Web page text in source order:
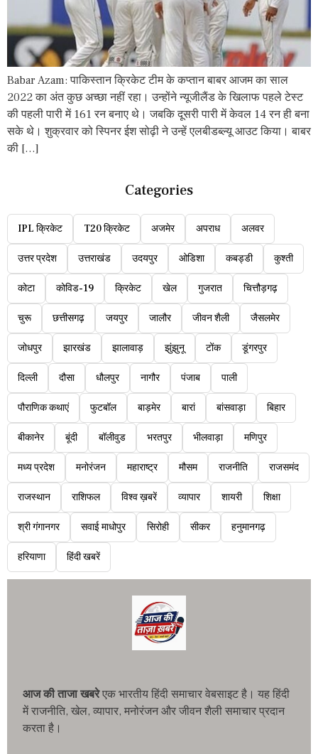
Babar Azam: पाकिस्तान क्रिकेट टीम के कप्तान बाबर आजम का साल
2022 का अंत कुछ अच्छा नहीं रहा। उन्होंने न्यूजीलैंड के खिलाफ पहले टेस्ट
की पहली पारी में 161 रन बनाए थे। जबकि दूसरी पारी में केवल 14 रन ही बना
सके थे। शुक्रवार को स्पिनर ईश सोढ़ी ने उन्हें एलबीडब्ल्यू आउट किया। बाबर
की […]
Categories
IPL क्रिकेट T20 क्रिकेट अजमेर अपराध अलवर
उत्तर प्रदेश उत्तराखंड उदयपुर ओडिशा कबड्डी कुश्ती
कोटा कोविड-19 क्रिकेट खेल गुजरात चित्तौड़गढ़
चुरू छत्तीसगढ़ जयपुर जालौर जीवन शैली जैसलमेर
जोधपुर झारखंड झालावाड़ झुंझुनू टोंक डूंगरपुर
दिल्ली दौसा धौलपुर नागौर पंजाब पाली
पौराणिक कथाएं फुटबॉल बाड़मेर बारां बांसवाड़ा बिहार
बीकानेर बूंदी बॉलीवुड भरतपुर भीलवाड़ा मणिपुर
मध्य प्रदेश मनोरंजन महाराष्ट्र मौसम राजनीति राजसमंद
राजस्थान राशिफल विश्व ख़बरें व्यापार शायरी शिक्षा
श्री गंगानगर सवाई माधोपुर सिरोही सीकर हनुमानगढ़
हरियाणा हिंदी खबरें
आज की ताजा खबरेएक भारतीय हिंदी समाचार वेबसाइट है। यह हिंदी
में राजनीति, खेल, व्यापार, मनोरंजन और जीवन शैली समाचार प्रदान
करता है।